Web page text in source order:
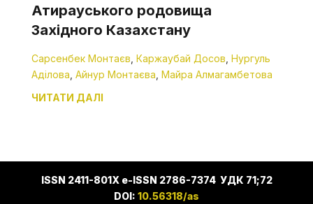
Атирауського родовища
Західного Казахстану
Сарсенбек Монтаєв Каржаубай Досов Нургуль
Аділова Айнур Монтаєва Майра Алмагамбетова
ЧИТАТИ ДАЛІ
ISSN 2411-801X e-ISSN 2786-7374 УДК 71;72
DOI: 10.56318/as